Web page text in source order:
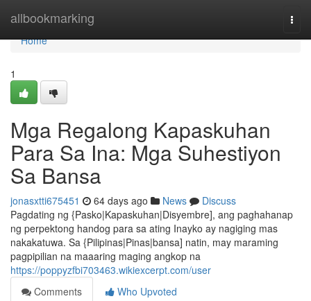
allbookmarking
Home
Home
1
Mga Regalong Kapaskuhan
Para Sa Ina: Mga Suhestiyon
Sa Bansa
jonasxtti675451 64 days ago News
Discuss
Pagdating ng {Pasko|Kapaskuhan|Disyembre], ang paghahanap
ng perpektong handog para sa ating Inayko ay nagiging mas
nakakatuwa. Sa {Pilipinas|Pinas|bansa] natin, may maraming
pagpipilian na maaaring maging angkop na
https://poppyzfbi703463.wikiexcerpt.com/user
Comments
Who Upvoted